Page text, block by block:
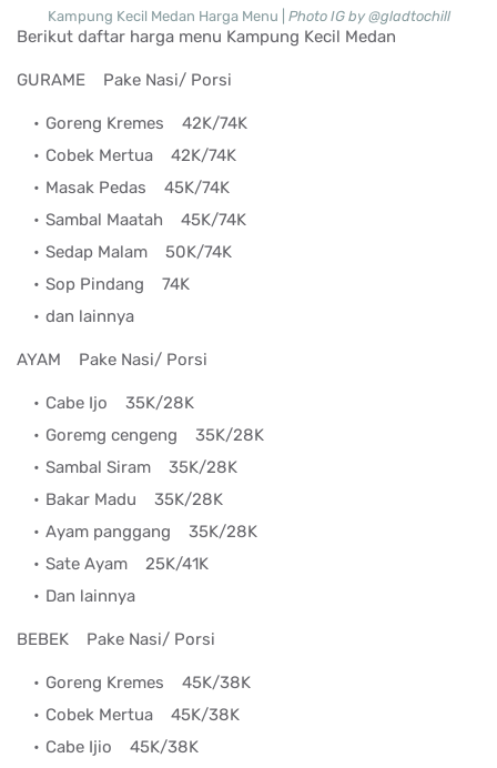
Kampung Kecil Medan Harga Menu | Photo IG by @gladtochill
Berikut daftar harga menu Kampung Kecil Medan
GURAME Pake Nasi/ Porsi
Goreng Kremes 42K/74K
Cobek Mertua 42K/74K
Masak Pedas 45K/74K
Sambal Maatah 45K/74K
Sedap Malam 50K/74K
Sop Pindang 74K
dan lainnya
AYAM Pake Nasi/ Porsi
Cabe Ijo 35K/28K
Goremg cengeng 35K/28K
Sambal Siram 35K/28K
Bakar Madu 35K/28K
Ayam panggang 35K/28K
Sate Ayam 25K/41K
Dan lainnya
BEBEK Pake Nasi/ Porsi
Goreng Kremes 45K/38K
Cobek Mertua 45K/38K
Cabe Ijio 45K/38K